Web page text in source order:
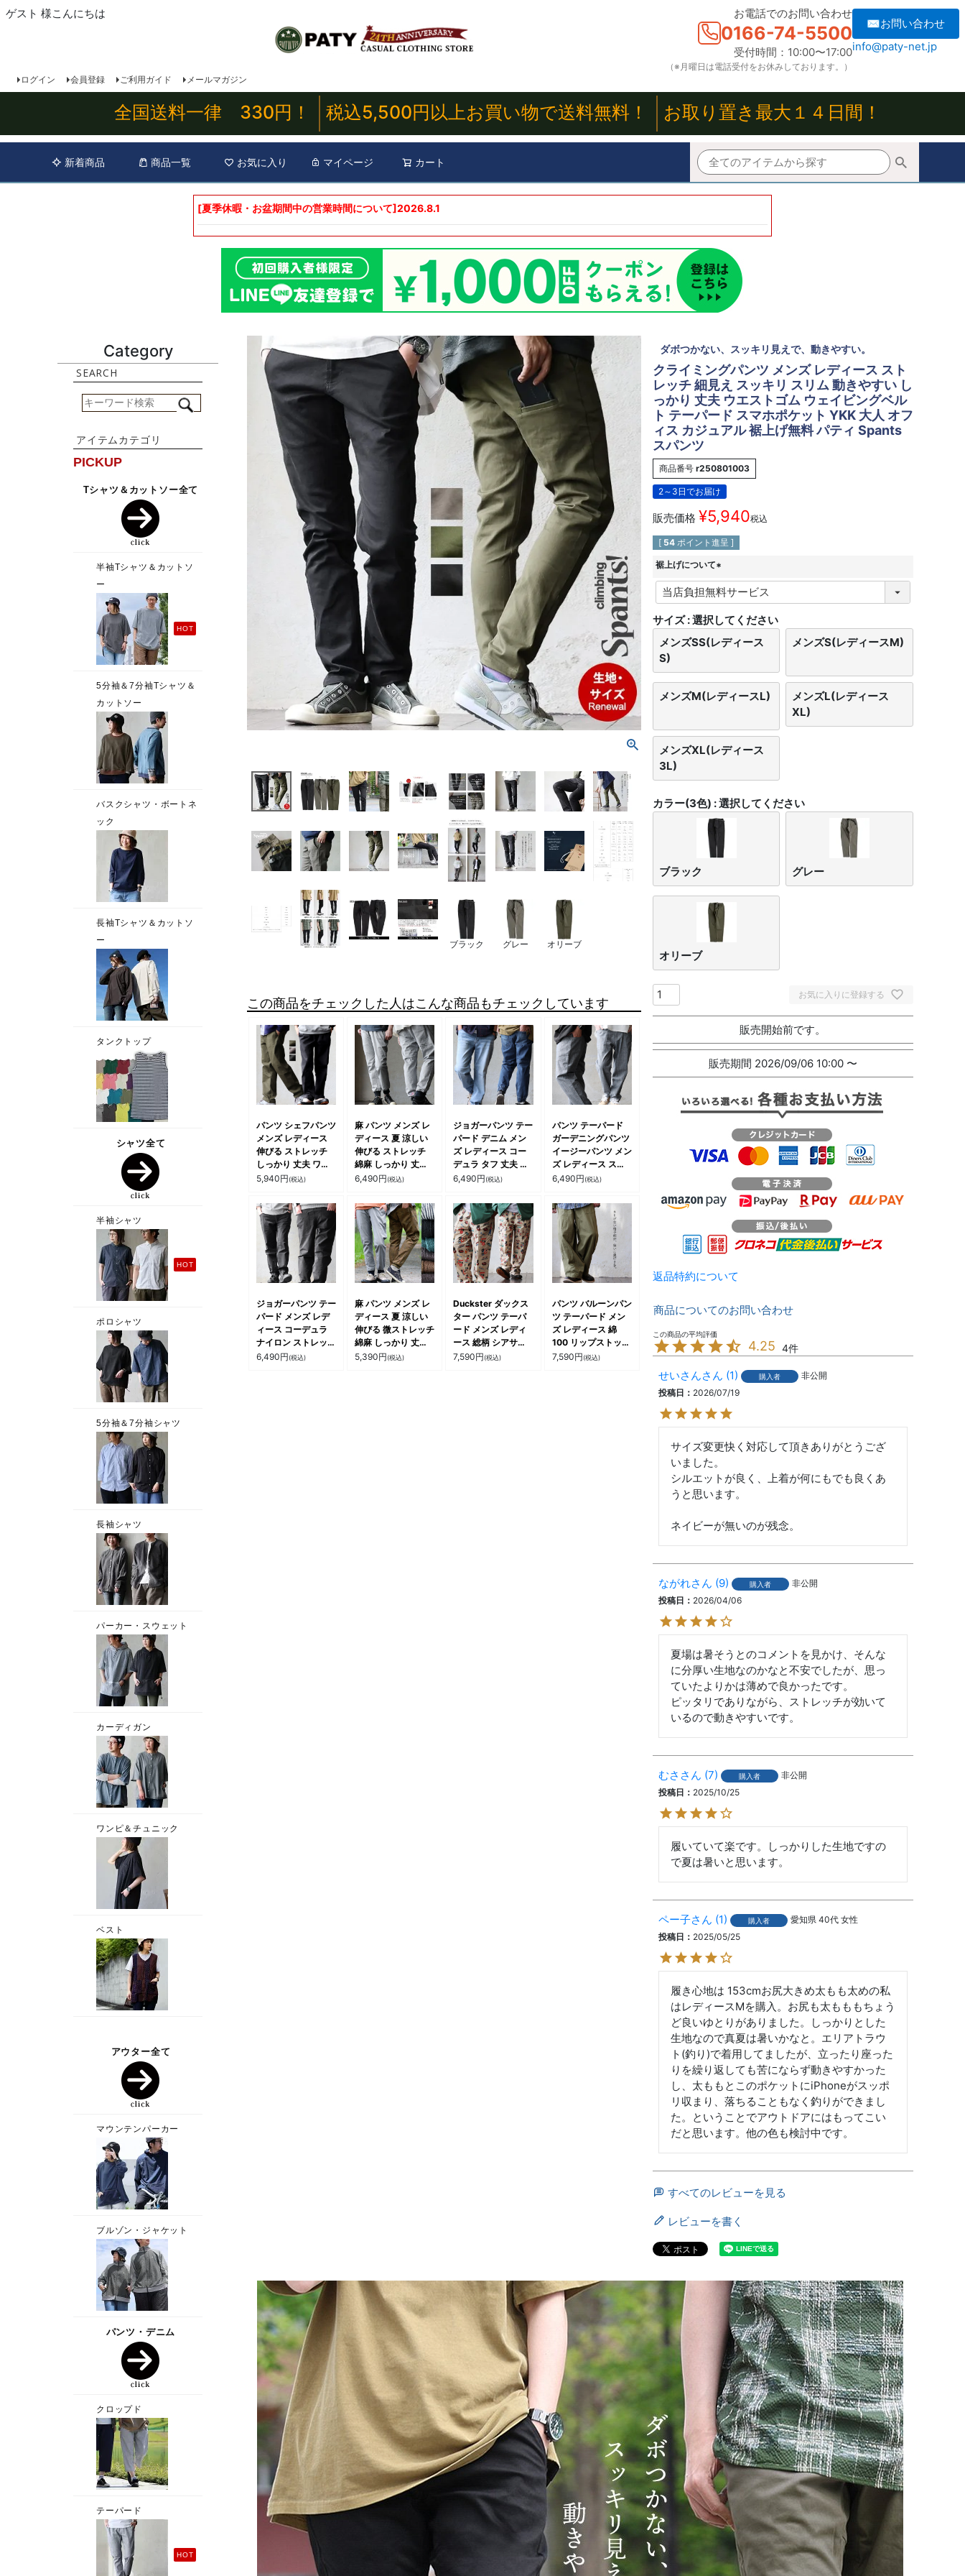
ゲスト 様こんにちは お電話でのお問い合わせ
0166-74-5500
受付時間：10:00〜17:00
（※月曜日は電話受付をお休みしております。）
✉お問い合わせ
info@paty-net.jp
ログイン 会員登録 ご利用ガイド メールマガジン
全国送料一律 330円！ 税込5,500円以上お買い物で送料無料！ お取り置き最大１４日間！
新着商品 商品一覧 お気に入り マイページ カート
[夏季休暇・お盆期間中の営業時間について]2026.8.1
Category
ブラック グレー オリーブ
この商品をチェックした人はこんな商品もチェックしています
パンツ シェフパンツ
メンズ レディース
伸びる ストレッチ
しっかり 丈夫 ワイ
ド ウエストゴム イ
せ すっきり 体型カ
バー 大き目 大人 オ
フィス カジュアル
パティ Spants スパ
ンツ
5,940円(税込)
麻 パンツ メンズ レ
ディース 夏 涼しい
伸びる ストレッチ
綿麻 しっかり 丈夫
ウエストゴム 裾 リ
ック プリント すっ
きり 細見え スリム
テーパード カジュア
ル 洗える 軽い パテ
ィ Spants スパンツ
6,490円(税込)
ジョガーパンツ テー
パード デニム メン
ズ レディース コー
デュラ タフ 丈夫 し
っかり生地 ウエスト
ム 楽ちん 動きやす
い カジュアル パテ
ィ
6,490円(税込)
パンツ テーパード
ガーデニングパンツ
イージーパンツ メン
ズ レディース スト
ライプ 綿100 コッ
ストゴム ゆったり
大きいサイズ 体型カ
バー カジュアル 夏
パティ
6,490円(税込)
ジョガーパンツ テー
パード メンズ レデ
ィース コーデュラ
ナイロン ストレッチ
シワ加工 丈夫 軽い
6,490円(税込)
麻 パンツ メンズ レ
ディース 夏 涼しい
伸びる 微ストレッチ
綿麻 しっかり 丈夫
ウエストゴム 裾リブ
5,390円(税込)
Duckster ダックス
ター パンツ テーパ
ード メンズ レディ
ース 総柄 シアサッ
カー 軽い 通気性 速
7,590円(税込)
パンツ バルーンパン
ツ テーパード メン
ズ レディース 綿
100 リップストップ
しっかり生地 タフ
7,590円(税込)
ダボつかない、スッキリ見えで、動きやすい。
クライミングパンツ メンズ レディース スト
レッチ 細見え スッキリ スリム 動きやすい し
っかり 丈夫 ウエストゴム ウェイビングベル
ト テーパード スマホポケット YKK 大人 オフ
ィス カジュアル 裾上げ無料 パティ Spants
スパンツ
商品番号 r250801003
2～3日でお届け
販売価格 ¥5,940税込
[ 54 ポイント進呈 ]
裾上げについて
(
必
須
)
サイズ 選択してください
メンズSS(レディース
S)
メンズS(レディースM)
メンズM(レディースL)
メンズL(レディース
XL)
メンズXL(レディース
3L)
カラー(3色) 選択してください
ブラック グレー
オリーブ
お気に入りに登録する
販売開始前です。
販売期間 2026/09/06 10:00 〜
返品特約について
商品についてのお問い合わせ
4.25 4
せいさん 1 購入者
非公開
投稿日
2026/07/19
サイズ変更快く対応して頂きありがとうござ
いました。
シルエットが良く、上着が何にもでも良くあ
うと思います。
ネイビーが無いのが残念。
ながれ 9 購入者
非公開
投稿日
2026/04/06
夏場は暑そうとのコメントを見かけ、そんな
に分厚い生地なのかなと不安でしたが、思っ
ていたよりかは薄めで良かったです。
ピッタリでありながら、ストレッチが効いて
いるので動きやすいです。
むさ 7 購入者
非公開
投稿日
2025/10/25
履いていて楽です。しっかりした生地ですの
で夏は暑いと思います。
ペー子 1 購入者 愛知県 40代 女性
投稿日
2025/05/25
履き心地は 153cmお尻大きめ太もも太めの私
はレディースMを購入。お尻も太もももちょう
ど良いゆとりがありました。しっかりとした
生地なので真夏は暑いかなと。エリアトラウ
ト(釣り)で着用してましたが、立ったり座った
りを繰り返しても苦にならず動きやすかった
し、太ももとこのポケットにiPhoneがスッポ
リ収まり、落ちることもなく釣りができまし
た。ということでアウトドアにはもってこい
すべてのレビューを見る
レビューを書く